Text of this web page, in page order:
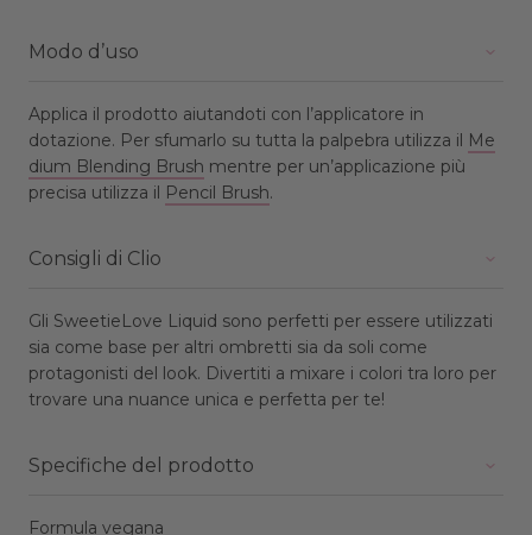
Modo d’uso
Applica il prodotto aiutandoti con l’applicatore in
dotazione. Per sfumarlo su tutta la palpebra utilizza il Me
dium Blending Brush mentre per un’applicazione più
precisa utilizza il Pencil Brush.
Consigli di Clio
Gli SweetieLove Liquid sono perfetti per essere utilizzati
sia come base per altri ombretti sia da soli come
protagonisti del look. Divertiti a mixare i colori tra loro per
trovare una nuance unica e perfetta per te!
Specifiche del prodotto
Formula vegana